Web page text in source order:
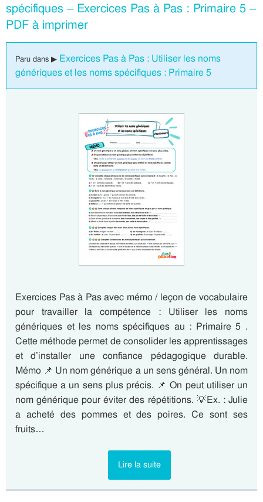
spécifiques – Exercices Pas à Pas : Primaire 5 –
PDF à imprimer
Paru dans ▶ Exercices Pas à Pas : Utiliser les noms
génériques et les noms spécifiques : Primaire 5
Exercices Pas à Pas avec mémo / leçon de vocabulaire
pour travailler la compétence : Utiliser les noms
génériques et les noms spécifiques au : Primaire 5 .
Cette méthode permet de consolider les apprentissages
et d’installer une confiance pédagogique durable.
Mémo 📌 Un nom générique a un sens général. Un nom
spécifique a un sens plus précis. 📌 On peut utiliser un
nom générique pour éviter des répétitions. 💡Ex. : Julie
a acheté des pommes et des poires. Ce sont ses
fruits…
Lire la suite